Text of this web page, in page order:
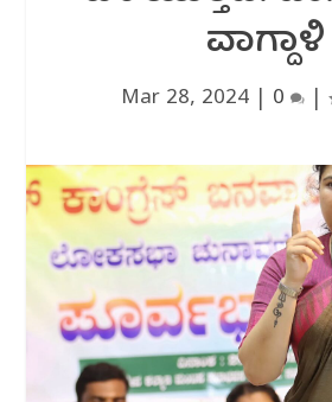
ವಾಗ್ದಾಳಿ
Mar 28, 2024| 0 |